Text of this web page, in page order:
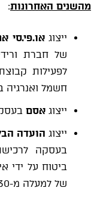
מהשנים האחרונות:
ייצוגאו.פי.סי
של חברת
לפעילות
חשמל ואנרגיה
ייצוג אסם
ייצוג הועדה
בעסקה
ביטוח על ידי
של למעלה מ-130 מיליון ש"ח.